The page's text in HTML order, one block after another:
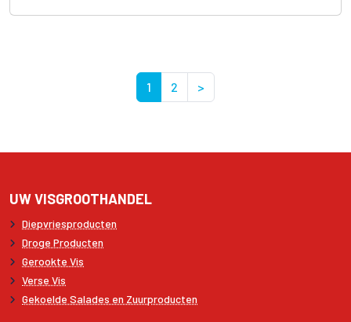
1 2 >
UW VISGROOTHANDEL
Diepvriesproducten
Droge Producten
Gerookte Vis
Verse Vis
Gekoelde Salades en Zuurproducten